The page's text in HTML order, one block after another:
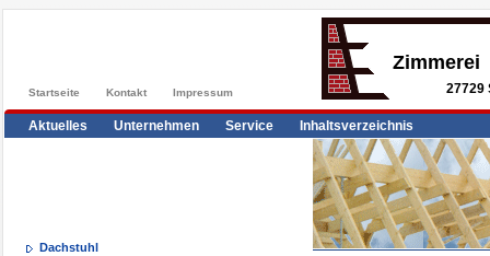
Startseite Kontakt Impressum
Zimmerei
27729
Aktuelles Unternehmen Service Inhaltsverzeichnis
Dachstuhl